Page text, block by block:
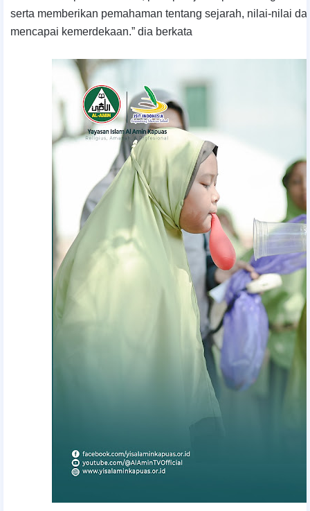
serta memberikan pemahaman tentang sejarah, nilai-nilai
mencapai kemerdekaan.” dia berkata